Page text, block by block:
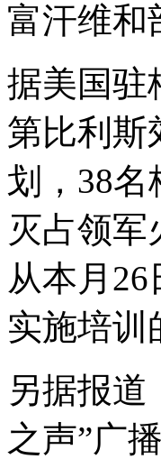
富汗维和
据美国驻
第比利斯
划，38
灭占领
从本月
实施培训
另据报道
之声”广